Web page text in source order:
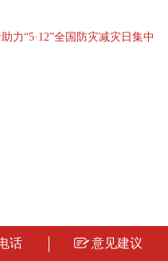
力“5·12”全国防灾减灾日集中
话 意见建议